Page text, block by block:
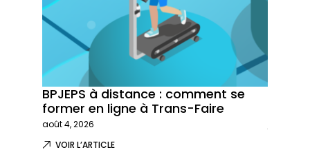
BPJEPS à distance : comment se
former en ligne à Trans-Faire
août 4, 2026
VOIR L’ARTICLE